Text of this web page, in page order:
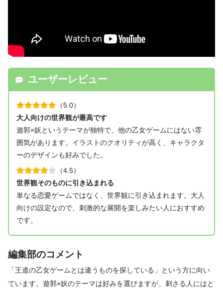
ユーザーレビュー
（5.0）
大人向けの世界観が最高です
遊郭×妖というテーマが独特で、他の乙女ゲームにはない雰
囲気があります。イラストのクオリティが高く、キャラクタ
ーのデザインも好みでした。
（4.5）
世界観そのものに引き込まれる
単なる恋愛ゲームではなく、世界観に引き込まれます。大人
向けの設定なので、刺激的な展開を楽しみたい人におすすめ
です。
編集部のコメント
「王道の乙女ゲームとは違うものを探している」という方に向い
ています。遊郭×妖のテーマは好みを選びますが、刺さる人にはと